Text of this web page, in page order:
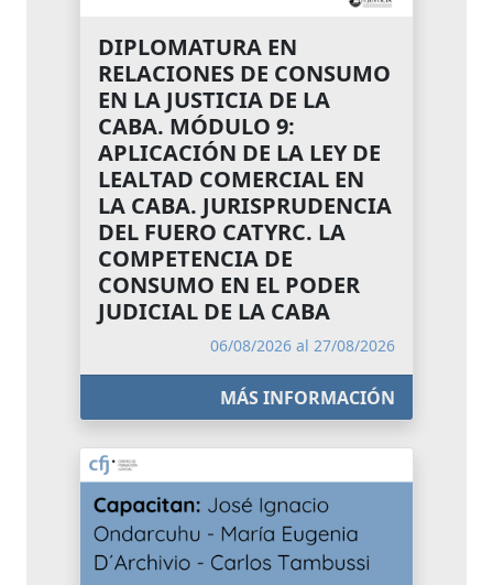
DIPLOMATURA EN
RELACIONES DE CONSUMO
EN LA JUSTICIA DE LA
CABA. MÓDULO 9:
APLICACIÓN DE LA LEY DE
LEALTAD COMERCIAL EN
LA CABA. JURISPRUDENCIA
DEL FUERO CATYRC. LA
COMPETENCIA DE
CONSUMO EN EL PODER
JUDICIAL DE LA CABA
06/08/2026 al 27/08/2026
MÁS INFORMACIÓN